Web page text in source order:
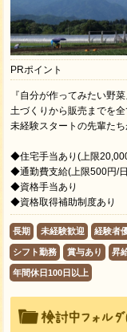
PRポイント
『自分が作ってみたい野
土づくりから販売までを全
未経験スタートの先輩た
◆住宅手当あり(上限20,000
◆通勤費支給(上限500円/
◆資格手当あり
◆資格取得補助制度あり
長期 未経験歓迎 経験者
シフト勤務 賞与あり 昇
年間休日100日以上